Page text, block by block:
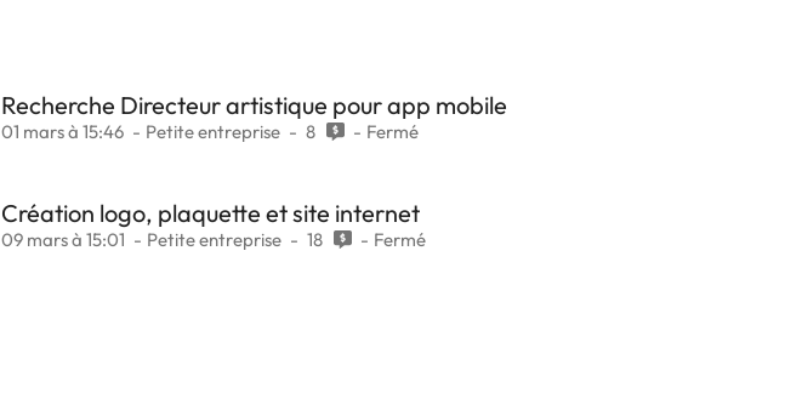
Recherche Directeur artistique pour app mobile
01 mars à 15:46 Petite entreprise 8 Fermé
Création logo, plaquette et site internet
09 mars à 15:01 Petite entreprise 18 Fermé